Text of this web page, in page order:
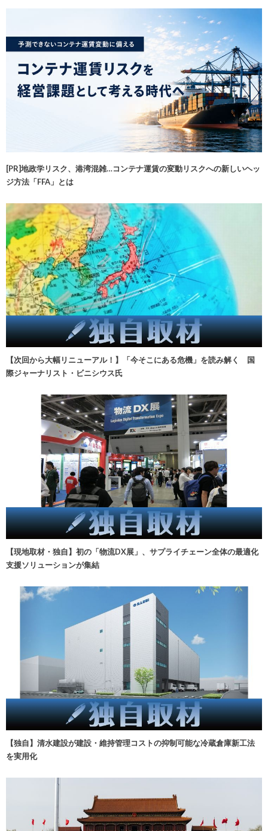
[PR]地政学リスク、港湾混雑…コンテナ運賃の変動リスクへの新しいヘッ
ジ方法「FFA」とは
【次回から大幅リニューアル！】「今そこにある危機」を読み解く 国
際ジャーナリスト・ビニシウス氏
【現地取材・独自】初の「物流DX展」、サプライチェーン全体の最適化
支援ソリューションが集結
【独自】清水建設が建設・維持管理コストの抑制可能な冷蔵倉庫新工法
を実用化